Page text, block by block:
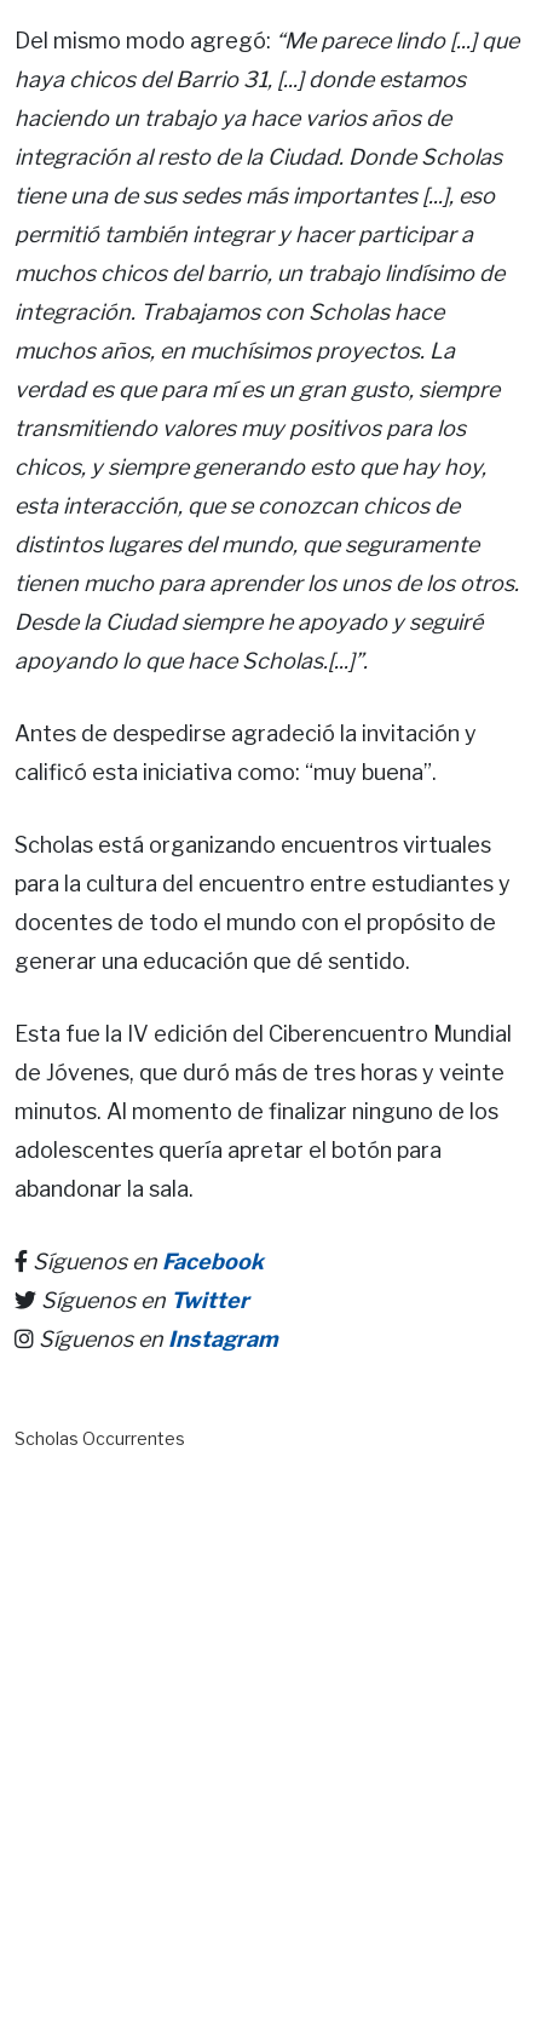
Del mismo modo agregó: “Me parece lindo [...] que
haya chicos del Barrio 31, [...] donde estamos
haciendo un trabajo ya hace varios años de
integración al resto de la Ciudad. Donde Scholas
tiene una de sus sedes más importantes [...], eso
permitió también integrar y hacer participar a
muchos chicos del barrio, un trabajo lindísimo de
integración. Trabajamos con Scholas hace
muchos años, en muchísimos proyectos. La
verdad es que para mí es un gran gusto, siempre
transmitiendo valores muy positivos para los
chicos, y siempre generando esto que hay hoy,
esta interacción, que se conozcan chicos de
distintos lugares del mundo, que seguramente
tienen mucho para aprender los unos de los otros.
Desde la Ciudad siempre he apoyado y seguiré
apoyando lo que hace Scholas.[...]”.
Antes de despedirse agradeció la invitación y
calificó esta iniciativa como: “muy buena”.
Scholas está organizando encuentros virtuales
para la cultura del encuentro entre estudiantes y
docentes de todo el mundo con el propósito de
generar una educación que dé sentido.
Esta fue la IV edición del Ciberencuentro Mundial
de Jóvenes, que duró más de tres horas y veinte
minutos. Al momento de finalizar ninguno de los
adolescentes quería apretar el botón para
abandonar la sala.
Síguenos en Facebook
Síguenos en Twitter
Síguenos en Instagram
Scholas Occurrentes